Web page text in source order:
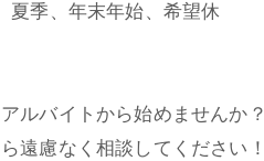
夏季、年末年始、希望休
ルバイトから始めませんか？
遠慮なく相談してください！